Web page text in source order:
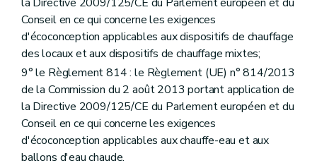
Conseil en ce qui concerne les exigences
d'écoconception applicables aux dispositifs de chauffage
des locaux et aux dispositifs de chauffage mixtes;
9° le Règlement 814 : le Règlement (UE) n° 814/2013
de la Commission du 2 août 2013 portant application de
la Directive 2009/125/CE du Parlement européen et du
Conseil en ce qui concerne les exigences
d'écoconception applicables aux chauffe-eau et aux
ballons d'eau chaude.